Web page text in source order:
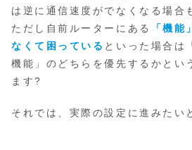
は逆に通信速度がでなくなる場合
ただし自前ルーターにある
「機能
なくて困っている といった場合は
機能」のどちらを優先するかとい
ます?
それでは、実際の設定に進みたい